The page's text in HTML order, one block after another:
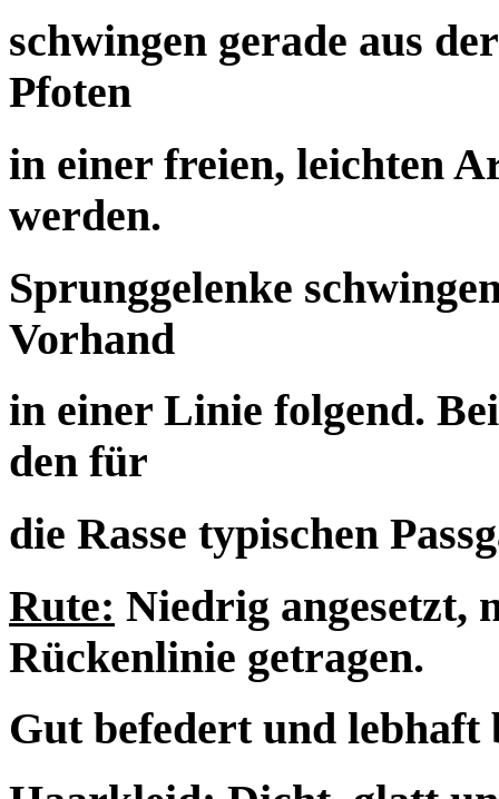
schwingen gerade aus
Pfoten
in einer freien, leichten
werden.
Sprunggelenke
Vorhand
in einer Linie folgend.
den für
die Rasse typischen
Rute: Niedrig angesetzt,
Rückenlinie getragen.
Gut befedert und lebhaft